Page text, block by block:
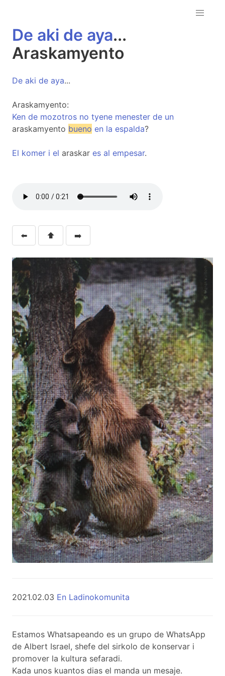
De aki de aya...
Araskamyento
De aki de aya...
Araskamyento:
Ken de mozotros no tyene menester de un
araskamyento bueno en la espalda?
El komer i el araskar es al empesar.
⬅️ ⬆️ ➡️
2021.02.03 En Ladinokomunita
Estamos Whatsapeando es un grupo de WhatsApp
de Albert Israel, shefe del sirkolo de konservar i
promover la kultura sefaradi.
Kada unos kuantos dias el manda un mesaje.